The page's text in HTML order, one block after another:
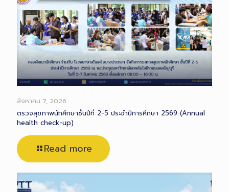
สิงหาคม 7, 2026
ตรวจสุขภาพนักศึกษาชั้นปีที่ 2-5 ประจำปีการศึกษา 2569 (Annual
health check-up)
Read more